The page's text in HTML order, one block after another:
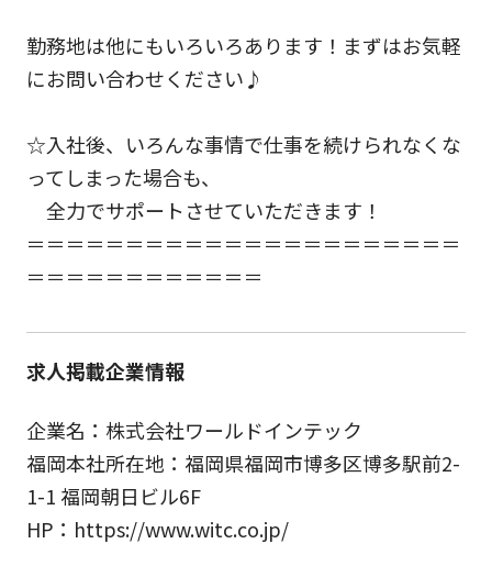
勤務地は他にもいろいろあります！まずはお気軽
にお問い合わせください♪
☆入社後、いろんな事情で仕事を続けられなくな
ってしまった場合も、
全力でサポートさせていただきます！
＝＝＝＝＝＝＝＝＝＝＝＝＝＝＝＝＝＝＝＝＝＝
＝＝＝＝＝＝＝＝＝＝＝＝
求人掲載企業情報
企業名：株式会社ワールドインテック
福岡本社所在地：福岡県福岡市博多区博多駅前2-
1-1 福岡朝日ビル6F
HP：https://www.witc.co.jp/